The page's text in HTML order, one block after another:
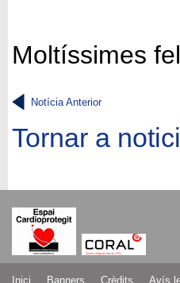
Moltíssimes
Notícia Anterior
Tornar a
Inici Banners Crèdits Avís